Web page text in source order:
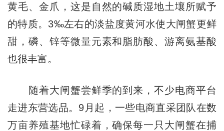
黄毛、金爪，这是自然的碱质湿地土壤所赋予
的特质。3‰左右的淡盐度黄河水使大闸蟹更鲜
甜，磷、锌等微量元素和脂肪酸、游离氨基酸
也很丰富。
随着大闸蟹尝鲜季的到来，不少电商平台
走进东营选品。9月起，一些电商直采团队在数
万亩养殖基地忙碌着，确保每一只大闸蟹在捕